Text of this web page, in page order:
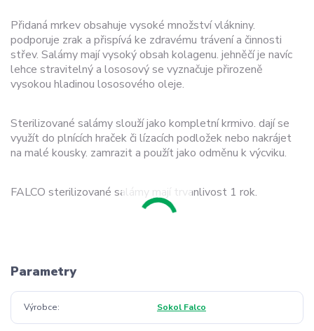
Přidaná mrkev obsahuje vysoké množství vlákniny.
podporuje zrak a přispívá ke zdravému trávení a činnosti
střev. Salámy mají vysoký obsah kolagenu. jehněčí je navíc
lehce stravitelný a lososový se vyznačuje přirozeně
vysokou hladinou lososového oleje.
Sterilizované salámy slouží jako kompletní krmivo. dají se
využít do plnících hraček či lízacích podložek nebo nakrájet
na malé kousky. zamrazit a použít jako odměnu k výcviku.
FALCO sterilizované salámy mají trvanlivost 1 rok.
Parametry
Výrobce Sokol Falco